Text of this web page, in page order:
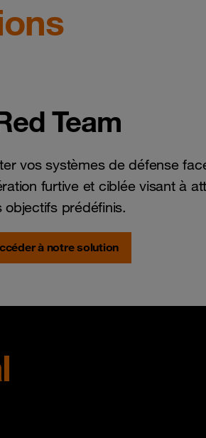
Team
vos systèmes de défense
furtive et ciblée visant à
objectifs prédéfinis.
à notre solution